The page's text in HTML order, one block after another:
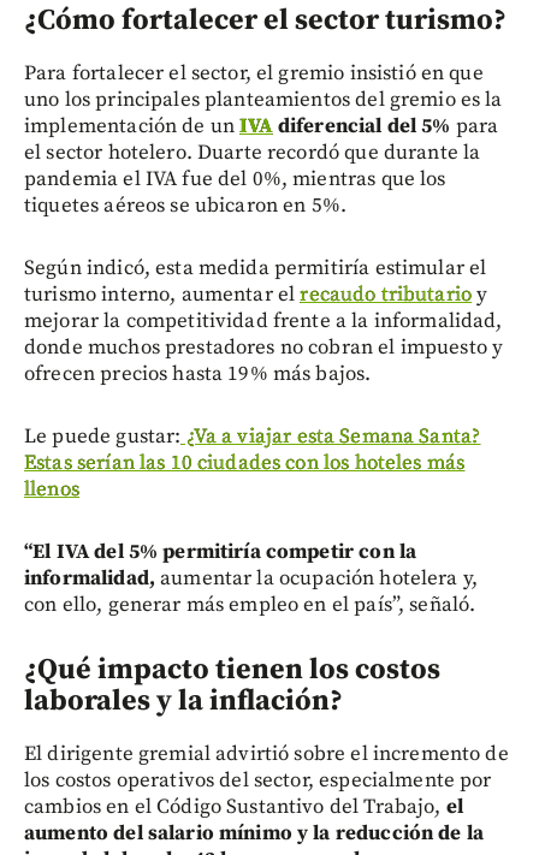
¿Cómo fortalecer el sector turismo?
Para fortalecer el sector, el gremio insistió en que
uno los principales planteamientos del gremio es la
implementación de unIVAdiferencial del 5% para
el sector hotelero. Duarte recordó que durante la
pandemia el IVA fue del 0%, mientras que los
tiquetes aéreos se ubicaron en 5%.
Según indicó, esta medida permitiría estimular el
turismo interno, aumentar elrecaudo tributarioy
mejorar la competitividad frente a la informalidad,
donde muchos prestadores no cobran el impuesto y
ofrecen precios hasta 19% más bajos.
Le puede gustar: ¿Va a viajar esta Semana Santa?
Estas serían las 10 ciudades con los hoteles más
llenos
“El IVA del 5% permitiría competir con la
informalidad, aumentar la ocupación hotelera y,
con ello, generar más empleo en el país”, señaló.
¿Qué impacto tienen los costos
laborales y la inflación?
El dirigente gremial advirtió sobre el incremento de
los costos operativos del sector, especialmente por
cambios en el Código Sustantivo del Trabajo, el
aumento del salario mínimo y la reducción de la